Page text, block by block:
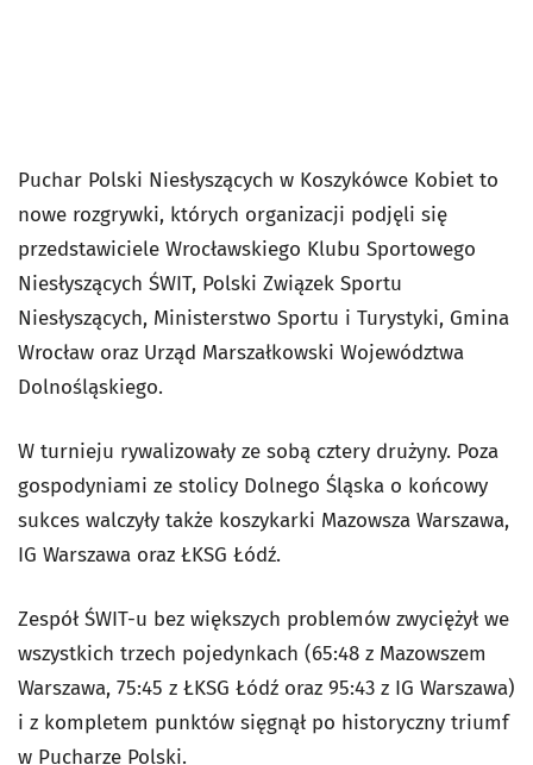
Puchar Polski Niesłyszących w Koszykówce Kobiet to
nowe rozgrywki, których organizacji podjęli się
przedstawiciele Wrocławskiego Klubu Sportowego
Niesłyszących ŚWIT, Polski Związek Sportu
Niesłyszących, Ministerstwo Sportu i Turystyki, Gmina
Wrocław oraz Urząd Marszałkowski Województwa
Dolnośląskiego.
W turnieju rywalizowały ze sobą cztery drużyny. Poza
gospodyniami ze stolicy Dolnego Śląska o końcowy
sukces walczyły także koszykarki Mazowsza Warszawa,
IG Warszawa oraz ŁKSG Łódź.
Zespół ŚWIT-u bez większych problemów zwyciężył we
wszystkich trzech pojedynkach (65:48 z Mazowszem
Warszawa, 75:45 z ŁKSG Łódź oraz 95:43 z IG Warszawa)
i z kompletem punktów sięgnął po historyczny triumf
w Pucharze Polski.